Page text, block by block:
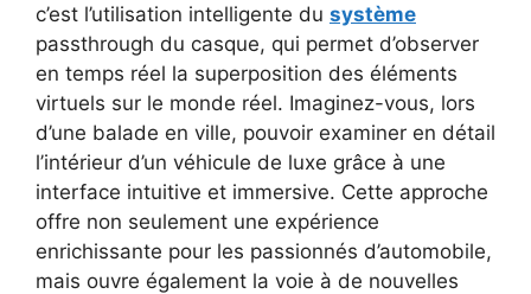
c’est l’utilisation intelligente du système
passthrough du casque, qui permet d’observer
en temps réel la superposition des éléments
virtuels sur le monde réel. Imaginez-vous, lors
d’une balade en ville, pouvoir examiner en détail
l’intérieur d’un véhicule de luxe grâce à une
interface intuitive et immersive. Cette approche
offre non seulement une expérience
enrichissante pour les passionnés d’automobile,
mais ouvre également la voie à de nouvelles